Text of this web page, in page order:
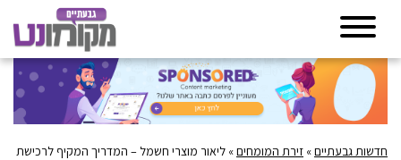
חדשות גבעתיים» זירת המומחים» ליאור מוצרי חשמל – המדריך המקיף לרכישת